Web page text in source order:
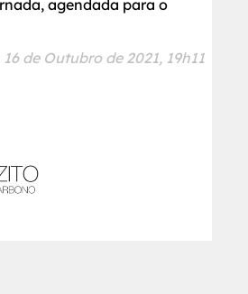
agendada para o
de Outubro de 2021, 19h11